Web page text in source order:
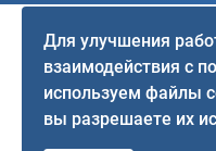
Для улучшения
взаимодействия с
используем файлы
вы разрешаете их